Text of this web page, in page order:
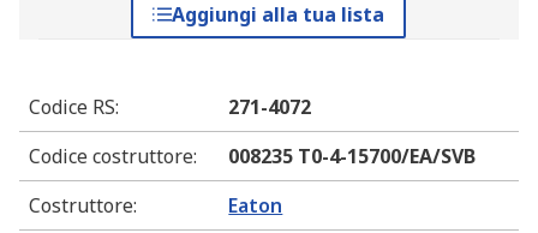
Aggiungi alla tua lista
Codice RS:
271-4072
Codice costruttore:
008235 T0-4-15700/EA/SVB
Costruttore: Eaton